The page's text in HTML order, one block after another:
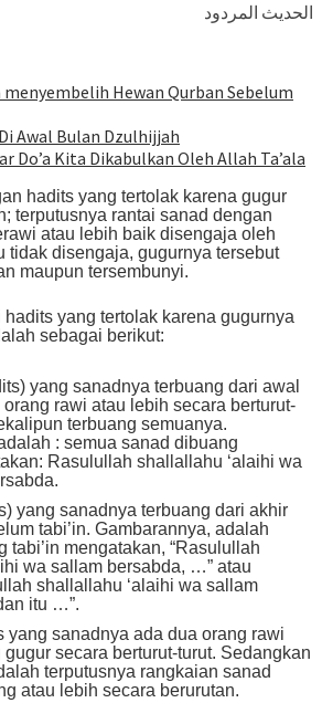
الحديث المردود
Hewan Qurban Sebelum
Awal Bulan Dzulhijjah
Do’a Kita Dikabulkan Oleh Allah Ta’ala
hadits yang tertolak karena gugur
terputusnya rantai sanad dengan
atau lebih baik disengaja oleh
tidak disengaja, gugurnya tersebut
maupun tersembunyi.
yang tertolak karena gugurnya
sebagai berikut:
yang sanadnya terbuang dari awal
rawi atau lebih secara berturut-
terbuang semuanya.
: semua sanad dibuang
Rasulullah shallallahu ‘alaihi wa
yang sanadnya terbuang dari akhir
tabi’in. Gambarannya, adalah
tabi’in mengatakan, “Rasulullah
wa sallam bersabda, …” atau
shallallahu ‘alaihi wa sallam
itu …”.
yang sanadnya ada dua orang rawi
secara berturut-turut. Sedangkan
terputusnya rangkaian sanad
atau lebih secara berurutan.